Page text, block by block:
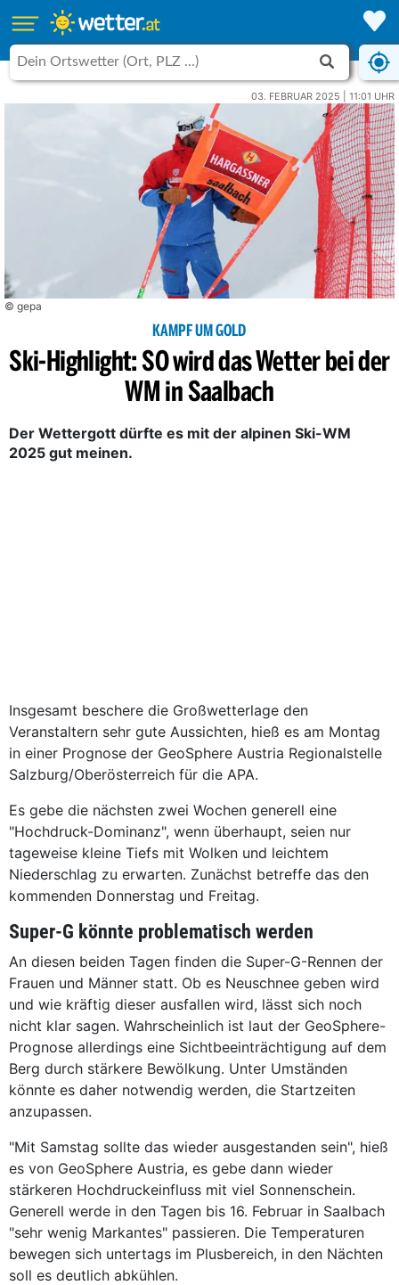
03. FEBRUAR 2025 | 11:01 UHR
© gepa
KAMPF UM GOLD
Ski-Highlight: SO wird das Wetter bei der
WM in Saalbach
Der Wettergott dürfte es mit der alpinen Ski-WM
2025 gut meinen.
Insgesamt beschere die Großwetterlage den
Veranstaltern sehr gute Aussichten, hieß es am Montag
in einer Prognose der GeoSphere Austria Regionalstelle
Salzburg/Oberösterreich für die APA.
Es gebe die nächsten zwei Wochen generell eine
"Hochdruck-Dominanz", wenn überhaupt, seien nur
tageweise kleine Tiefs mit Wolken und leichtem
Niederschlag zu erwarten. Zunächst betreffe das den
kommenden Donnerstag und Freitag.
Super-G könnte problematisch werden
An diesen beiden Tagen finden die Super-G-Rennen der
Frauen und Männer statt. Ob es Neuschnee geben wird
und wie kräftig dieser ausfallen wird, lässt sich noch
nicht klar sagen. Wahrscheinlich ist laut der GeoSphere-
Prognose allerdings eine Sichtbeeinträchtigung auf dem
Berg durch stärkere Bewölkung. Unter Umständen
könnte es daher notwendig werden, die Startzeiten
anzupassen.
"Mit Samstag sollte das wieder ausgestanden sein", hieß
es von GeoSphere Austria, es gebe dann wieder
stärkeren Hochdruckeinfluss mit viel Sonnenschein.
Generell werde in den Tagen bis 16. Februar in Saalbach
"sehr wenig Markantes" passieren. Die Temperaturen
bewegen sich untertags im Plusbereich, in den Nächten
soll es deutlich abkühlen.